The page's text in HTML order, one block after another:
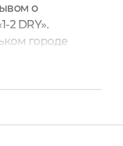
о
2 DRY».
городе
рядышком со
стоял
около. Стоил он
240 руб, а